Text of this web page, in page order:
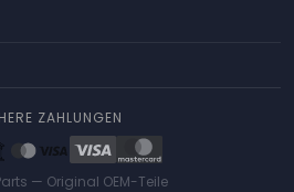
ZAHLUNGEN
— Original OEM-Teile